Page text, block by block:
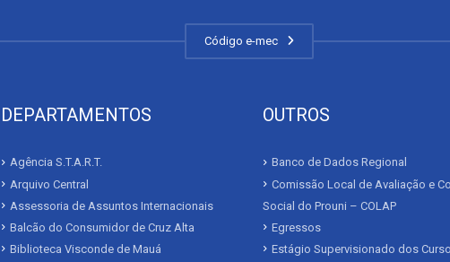
Código e-mec
DEPARTAMENTOS
Agência S.T.A.R.T.
Arquivo Central
Assessoria de Assuntos Internacionais
Balcão do Consumidor de Cruz Alta
Biblioteca Visconde de Mauá
OUTROS
Banco de Dados Regional
Comissão Local de Avaliação e
Social do Prouni – COLAP
Egressos
Estágio Supervisionado dos